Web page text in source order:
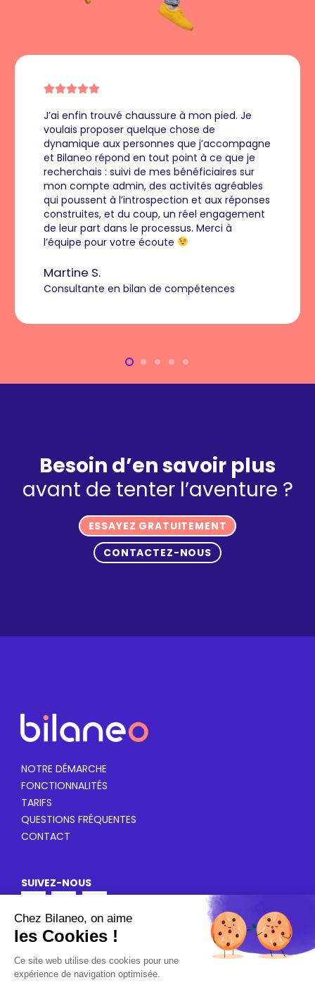
J’ai enfin trouvé chaussure à mon pied. Je
voulais proposer quelque chose de
dynamique aux personnes que j’accompagne
et Bilaneo répond en tout point à ce que je
recherchais : suivi de mes bénéficiaires sur
mon compte admin, des activités agréables
qui poussent à l’introspection et aux réponses
construites, et du coup, un réel engagement
de leur part dans le processus. Merci à
l’équipe pour votre écoute
Martine S.
Consultante en bilan de compétences
Besoin d’en savoir plus
avant de tenter l’aventure ?
ESSAYEZ GRATUITEMENT
CONTACTEZ-NOUS
NOTRE DÉMARCHE
FONCTIONNALITÉS
TARIFS
QUESTIONS FRÉQUENTES
CONTACT
SUIVEZ-NOUS
© BILANEO| MENTIONS LÉGALES
POLITIQUE DE